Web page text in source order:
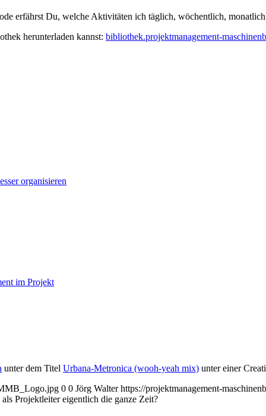
erfährst Du, welche Aktivitäten ich täglich, wöchentlich,
herunterladen kannst: bibliothek.projektmanagement-
organisieren
im Projekt
unter dem Titel Urbana-Metronica (wooh-yeah mix) unter einer
0 0 Jörg Walter https://projektmanagement-
Projektleiter eigentlich die ganze Zeit?